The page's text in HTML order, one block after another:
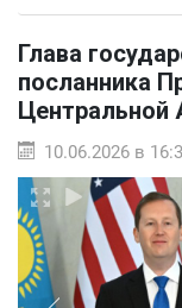
Глава
посланника
Центральной
10.06.2026 в